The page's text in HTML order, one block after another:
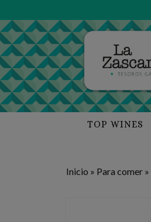
TOP WINES
Inicio » Para comer »